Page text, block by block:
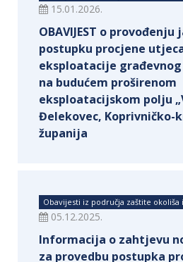
15.01.2026.
OBAVIJEST o
postupku procjene
eksploatacije
na budućem proširenom
eksploatacijskom polju
Đelekovec, Koprivničko-
županija
Obavijesti iz područja zaštite
05.12.2025.
Informacija o zahtjevu
za provedbu postupka